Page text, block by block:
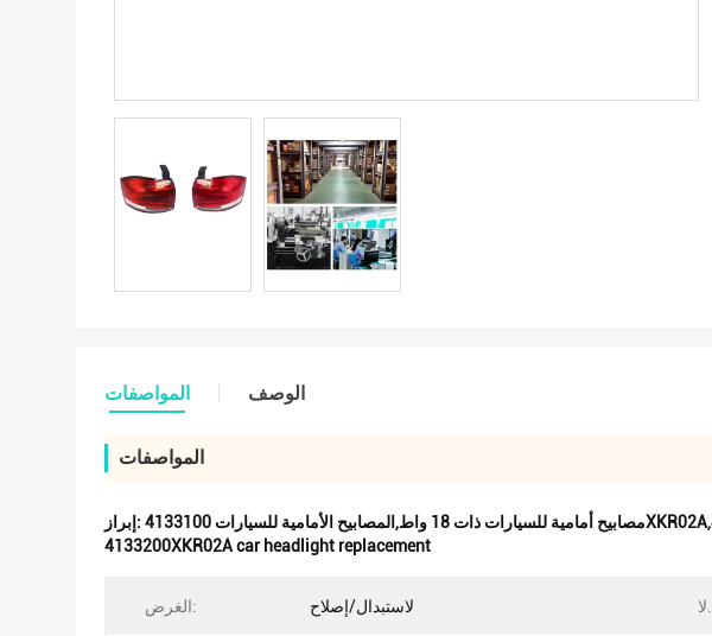
المواصفات الوصف
المواصفات
إبراز:
4133200XKR02A car headlight replacement
الغرض: لاستبدال/إصلاح